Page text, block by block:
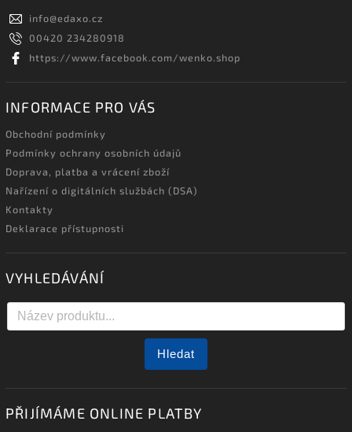
info@edaxo.cz
00420 234280918
https://www.facebook.com/wenko.shop
INFORMACE PRO VÁS
Obchodní podmínky
Podmínky ochrany osobních údajů
Doprava, platba a vrácení zboží
Nařízení o digitálních službách (DSA)
Kontakty
Deklarace přístupnosti
VYHLEDÁVÁNÍ
Hledat
PŘIJÍMÁME ONLINE PLATBY